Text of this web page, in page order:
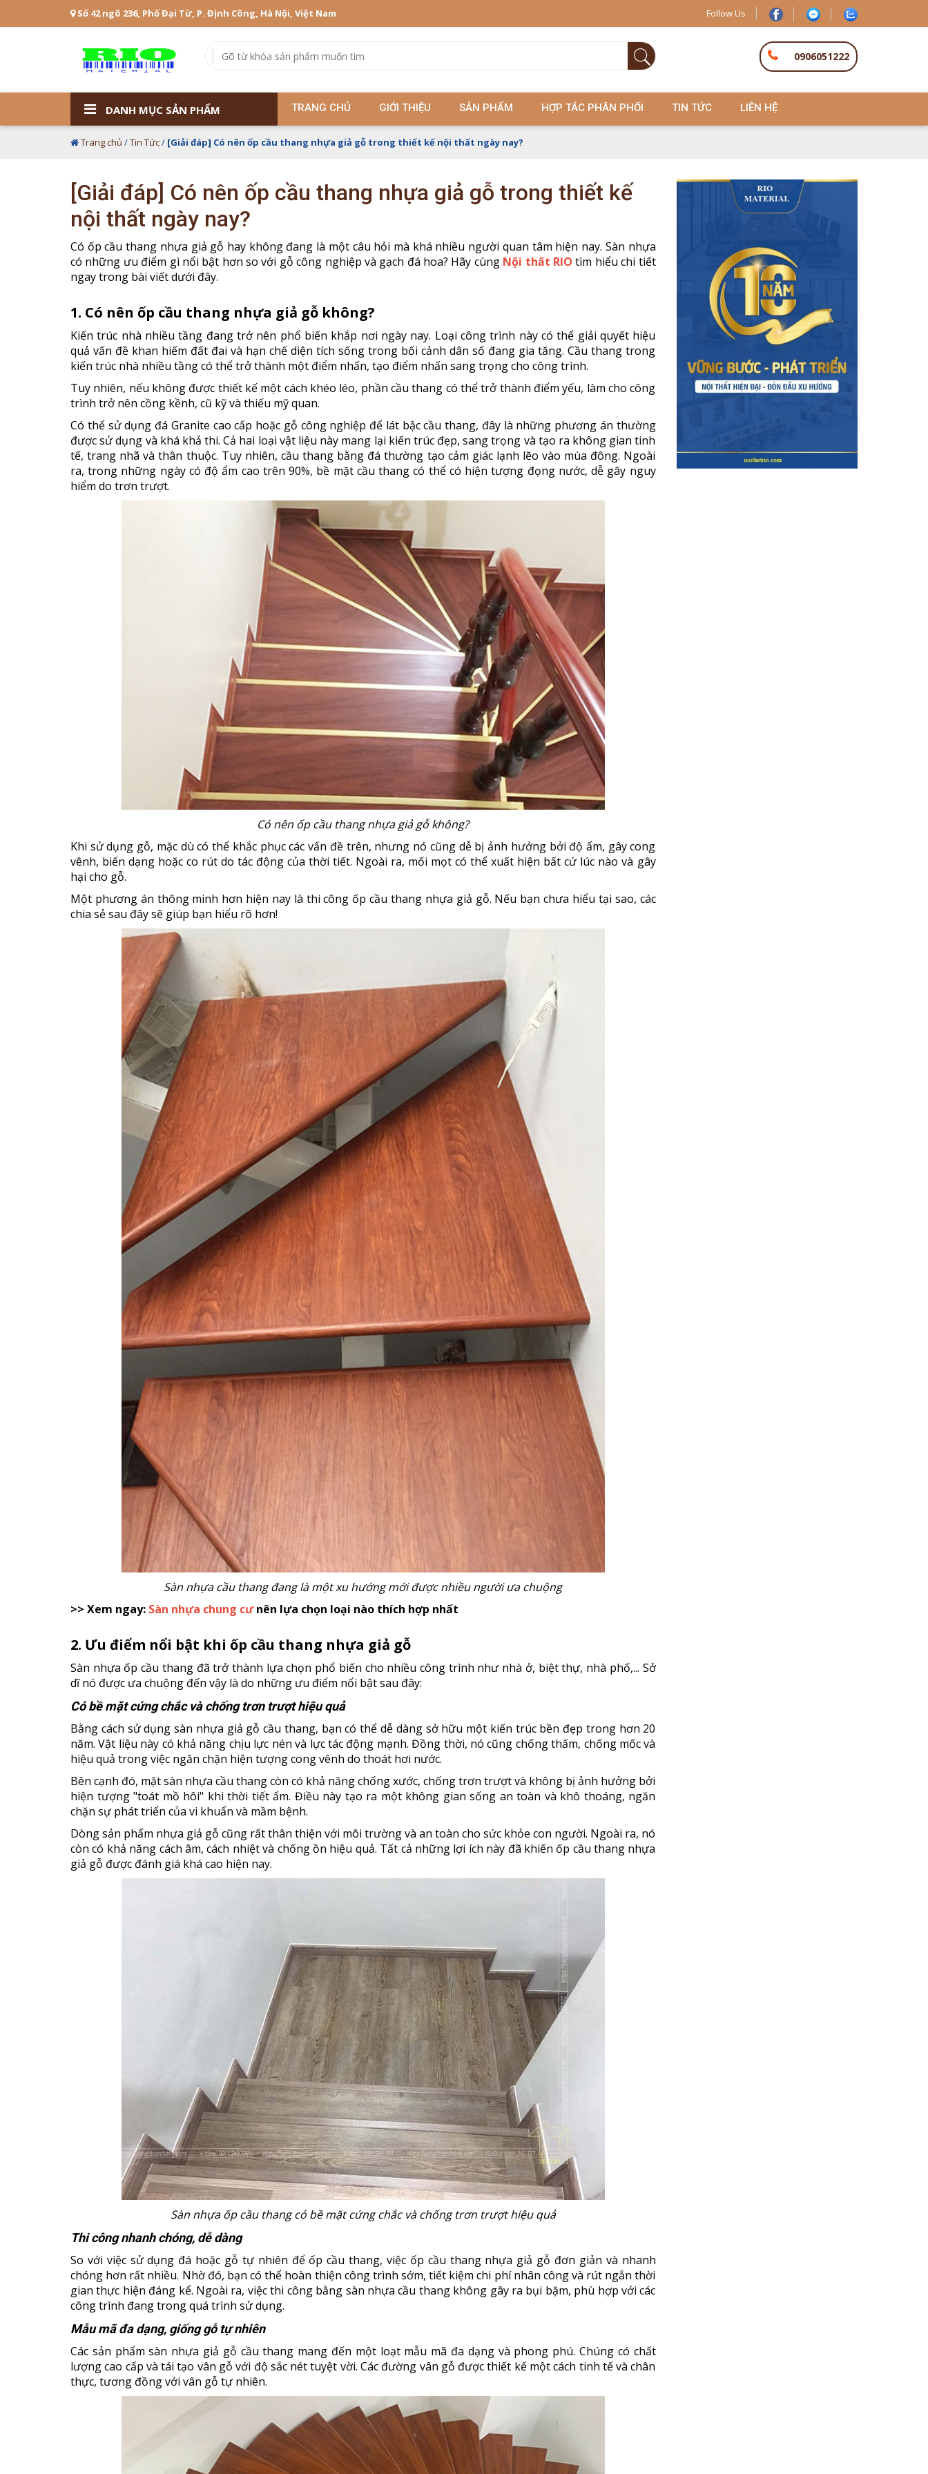
Số 42 ngõ 236, Phố Đại Từ, P. Định Công, Hà Nội, Việt Nam Follow Us
0906051222
DANH MỤC SẢN PHẨM TRANG CHỦ GIỚI THIỆU SẢN PHẨM HỢP TÁC PHÂN PHỐI TIN TỨC LIÊN HỆ
Trang chủ /Tin Tức/ [Giải đáp] Có nên ốp cầu thang nhựa giả gỗ trong thiết kế nội thất ngày nay?
[Giải đáp] Có nên ốp cầu thang nhựa giả gỗ trong thiết kế
nội thất ngày nay?
Có ốp cầu thang nhựa giả gỗ hay không đang là một câu hỏi mà khá nhiều người quan tâm hiện nay. Sàn nhựa
có những ưu điểm gì nổi bật hơn so với gỗ công nghiệp và gạch đá hoa? Hãy cùng Nội thất RIO tìm hiểu chi tiết
ngay trong bài viết dưới đây.
1. Có nên ốp cầu thang nhựa giả gỗ không?
Kiến trúc nhà nhiều tầng đang trở nên phổ biến khắp nơi ngày nay. Loại công trình này có thể giải quyết hiệu
quả vấn đề khan hiếm đất đai và hạn chế diện tích sống trong bối cảnh dân số đang gia tăng. Cầu thang trong
kiến trúc nhà nhiều tầng có thể trở thành một điểm nhấn, tạo điểm nhấn sang trọng cho công trình.
Tuy nhiên, nếu không được thiết kế một cách khéo léo, phần cầu thang có thể trở thành điểm yếu, làm cho công
trình trở nên cồng kềnh, cũ kỹ và thiếu mỹ quan.
Có thể sử dụng đá Granite cao cấp hoặc gỗ công nghiệp để lát bậc cầu thang, đây là những phương án thường
được sử dụng và khá khả thi. Cả hai loại vật liệu này mang lại kiến trúc đẹp, sang trọng và tạo ra không gian tinh
tế, trang nhã và thân thuộc. Tuy nhiên, cầu thang bằng đá thường tạo cảm giác lạnh lẽo vào mùa đông. Ngoài
ra, trong những ngày có độ ẩm cao trên 90%, bề mặt cầu thang có thể có hiện tượng đọng nước, dễ gây nguy
hiểm do trơn trượt.
Có nên ốp cầu thang nhựa giả gỗ không?
Khi sử dụng gỗ, mặc dù có thể khắc phục các vấn đề trên, nhưng nó cũng dễ bị ảnh hưởng bởi độ ẩm, gây cong
vênh, biến dạng hoặc co rút do tác động của thời tiết. Ngoài ra, mối mọt có thể xuất hiện bất cứ lúc nào và gây
hại cho gỗ.
Một phương án thông minh hơn hiện nay là thi công ốp cầu thang nhựa giả gỗ. Nếu bạn chưa hiểu tại sao, các
chia sẻ sau đây sẽ giúp bạn hiểu rõ hơn!
Sàn nhựa cầu thang đang là một xu hướng mới được nhiều người ưa chuộng
>> Xem ngay: Sàn nhựa chung cưnên lựa chọn loại nào thích hợp nhất
2. Ưu điểm nổi bật khi ốp cầu thang nhựa giả gỗ
Sàn nhựa ốp cầu thang đã trở thành lựa chọn phổ biến cho nhiều công trình như nhà ở, biệt thự, nhà phố,... Sở
dĩ nó được ưa chuộng đến vậy là do những ưu điểm nổi bật sau đây:
Có bề mặt cứng chắc và chống trơn trượt hiệu quả
Bằng cách sử dụng sàn nhựa giả gỗ cầu thang, bạn có thể dễ dàng sở hữu một kiến trúc bền đẹp trong hơn 20
năm. Vật liệu này có khả năng chịu lực nén và lực tác động mạnh. Đồng thời, nó cũng chống thấm, chống mốc và
hiệu quả trong việc ngăn chặn hiện tượng cong vênh do thoát hơi nước.
Bên cạnh đó, mặt sàn nhựa cầu thang còn có khả năng chống xước, chống trơn trượt và không bị ảnh hưởng bởi
hiện tượng "toát mồ hôi" khi thời tiết ẩm. Điều này tạo ra một không gian sống an toàn và khô thoáng, ngăn
chặn sự phát triển của vi khuẩn và mầm bệnh.
Dòng sản phẩm nhựa giả gỗ cũng rất thân thiện với môi trường và an toàn cho sức khỏe con người. Ngoài ra, nó
còn có khả năng cách âm, cách nhiệt và chống ồn hiệu quả. Tất cả những lợi ích này đã khiến ốp cầu thang nhựa
giả gỗ được đánh giá khá cao hiện nay.
Sàn nhựa ốp cầu thang có bề mặt cứng chắc và chống trơn trượt hiệu quả
Thi công nhanh chóng, dễ dàng
So với việc sử dụng đá hoặc gỗ tự nhiên để ốp cầu thang, việc ốp cầu thang nhựa giả gỗ đơn giản và nhanh
chóng hơn rất nhiều. Nhờ đó, bạn có thể hoàn thiện công trình sớm, tiết kiệm chi phí nhân công và rút ngắn thời
gian thực hiện đáng kể. Ngoài ra, việc thi công bằng sàn nhựa cầu thang không gây ra bụi bặm, phù hợp với các
công trình đang trong quá trình sử dụng.
Mẫu mã đa dạng, giống gỗ tự nhiên
Các sản phẩm sàn nhựa giả gỗ cầu thang mang đến một loạt mẫu mã đa dạng và phong phú. Chúng có chất
lượng cao cấp và tái tạo vân gỗ với độ sắc nét tuyệt vời. Các đường vân gỗ được thiết kế một cách tinh tế và chân
thực, tương đồng với vân gỗ tự nhiên.